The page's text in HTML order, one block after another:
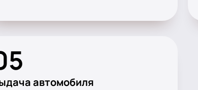
автомобиля